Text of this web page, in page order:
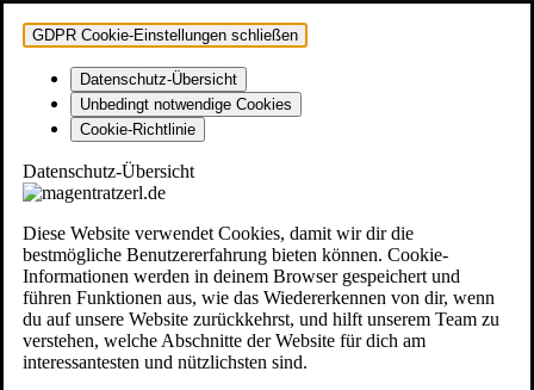
GDPR Cookie-Einstellungen schließen
Datenschutz-Übersicht
Unbedingt notwendige Cookies
Cookie-Richtlinie
Datenschutz-Übersicht
Diese Website verwendet Cookies, damit wir dir die
bestmögliche Benutzererfahrung bieten können. Cookie-
Informationen werden in deinem Browser gespeichert und
führen Funktionen aus, wie das Wiedererkennen von dir, wenn
du auf unsere Website zurückkehrst, und hilft unserem Team zu
verstehen, welche Abschnitte der Website für dich am
interessantesten und nützlichsten sind.